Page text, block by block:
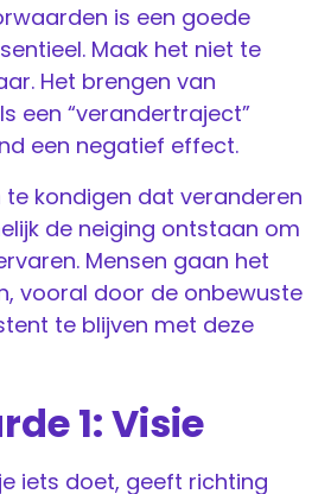
is een goede
Maak het niet te
Het brengen van
een “verandertraject”
een negatief effect.
kondigen dat veranderen
de neiging ontstaan om
Mensen gaan het
vooral door de onbewuste
te blijven met deze
1: Visie
je iets doet, geeft richting